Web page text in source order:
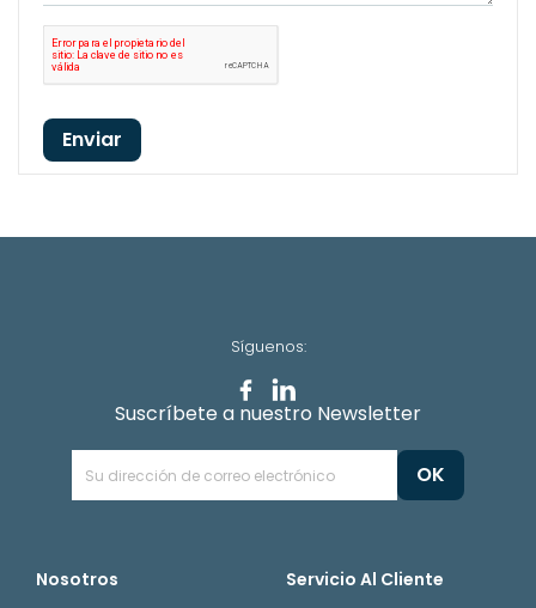
Enviar
Nosotros Servicio Al Cliente
Síguenos:
Suscríbete a nuestro Newsletter